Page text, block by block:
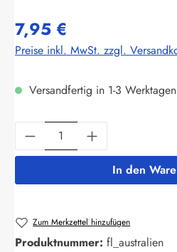
7,95 €
Preise inkl. MwSt. zzgl.
Versandfertig in 1-3 Werktagen
Produkt Anzahl: Gib
In den
Zum Merkzettel hinzufügen
Produktnummer: fl_australien